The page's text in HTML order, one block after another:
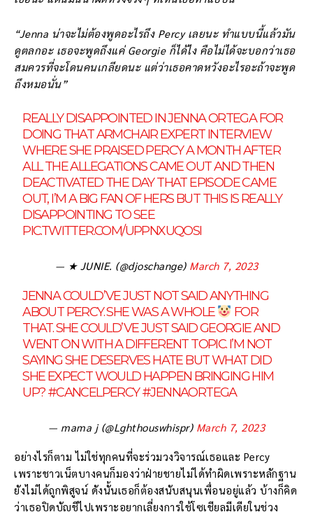
“Jenna น่าจะไม่ต้องพูดอะไรถึง Percy เลยนะ ทำแบบนี้แล้วมัน
ดูตลกอะ เธอจะพูดถึงแค่ Georgie ก็ได้ไง คือไม่ได้จะบอกว่าเธอ
สมควรที่จะโดนคนเกลียดนะ แต่ว่าเธอคาดหวังอะไรอะถ้าจะพูด
ถึงหมอนั่น”
REALLY DISAPPOINTED IN JENNA ORTEGA FOR
DOING THAT ARMCHAIR EXPERT INTERVIEW
WHERE SHE PRAISED PERCY A MONTH AFTER
ALL THE ALLEGATIONS CAME OUT AND THEN
DEACTIVATED THE DAY THAT EPISODE CAME
OUT, I’M A BIG FAN OF HERS BUT THIS IS REALLY
DISAPPOINTING TO SEE
PIC.TWITTER.COM/UPPNXUQOSI
— ★ JUNIE. (@djoschange) March 7, 2023
JENNA COULD’VE JUST NOT SAID ANYTHING
ABOUT PERCY. SHE WAS A WHOLE
FOR
THAT. SHE COULD’VE JUST SAID GEORGIE AND
WENT ON WITH A DIFFERENT TOPIC. I’M NOT
SAYING SHE DESERVES HATE BUT WHAT DID
SHE EXPECT WOULD HAPPEN BRINGING HIM
UP?#CANCELPERCY#JENNAORTEGA
— mama j (@Lghthouswhispr) March 7, 2023
อย่างไรก็ตาม ไม่ใช่ทุกคนที่จะร่วมวงวิจารณ์เธอและ Percy
เพราะชาวเน็ตบางคนก็มองว่าฝ่ายชายไม่ได้ทำผิดเพราะหลักฐาน
ยังไม่ได้ถูกพิสูจน์ ดังนั้นเธอก็ต้องสนับสนุนเพื่อนอยู่แล้ว บ้างก็คิด
ว่าเธอปิดบัญชีไปเพราะอยากเลี่ยงการใช้โซเชียลมีเดียในช่วง